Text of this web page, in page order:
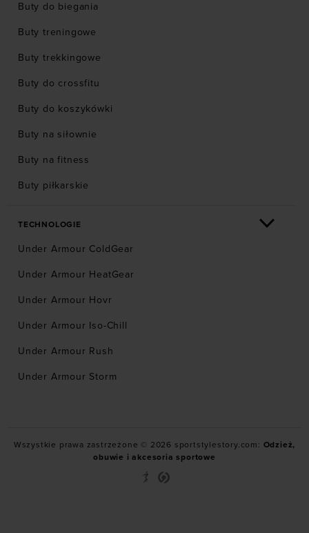
Buty do biegania
Buty treningowe
Buty trekkingowe
Buty do crossfitu
Buty do koszykówki
Buty na siłownie
Buty na fitness
Buty piłkarskie
TECHNOLOGIE
Under Armour ColdGear
Under Armour HeatGear
Under Armour Hovr
Under Armour Iso-Chill
Under Armour Rush
Under Armour Storm
Wszystkie prawa zastrzeżone © 2026 sportstylestory.com: Odzież,
obuwie i akcesoria sportowe